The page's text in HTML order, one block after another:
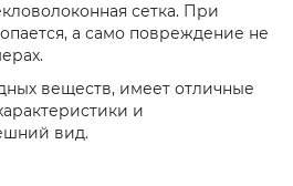
сетка. При
а само повреждение не
веществ, имеет отличные
и
вид.